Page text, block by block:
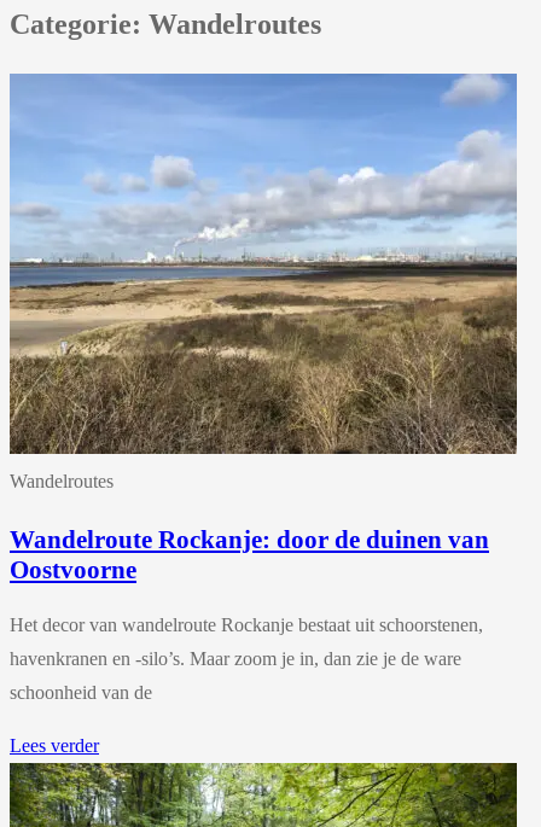
Categorie: Wandelroutes
Wandelroutes
Wandelroute Rockanje: door de duinen van
Oostvoorne
Het decor van wandelroute Rockanje bestaat uit schoorstenen,
havenkranen en -silo’s. Maar zoom je in, dan zie je de ware
schoonheid van de
Lees verder